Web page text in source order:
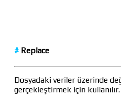
# Replace
Dosyadaki veriler üzerinde
gerçekleştirmek için kullanılır.